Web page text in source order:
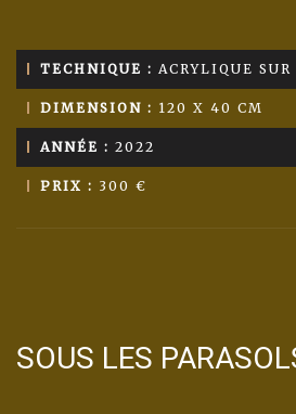
TECHNIQUE : ACRYLIQUE
DIMENSION : 120 X 40 CM
ANNÉE : 2022
PRIX : 300 €
SOUS LES